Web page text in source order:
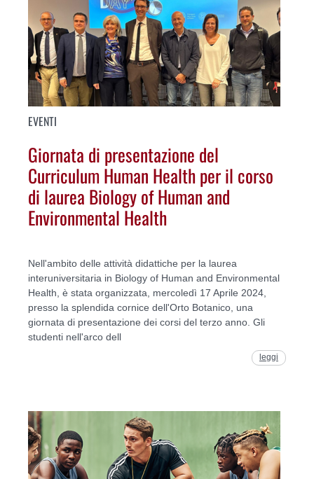
EVENTI
Giornata di presentazione del
Curriculum Human Health per il corso
di laurea Biology of Human and
Environmental Health
Nell'ambito delle attività didattiche per la laurea
interuniversitaria in Biology of Human and Environmental
Health, è stata organizzata, mercoledì 17 Aprile 2024,
presso la splendida cornice dell'Orto Botanico, una
giornata di presentazione dei corsi del terzo anno. Gli
studenti nell'arco dell
leggi